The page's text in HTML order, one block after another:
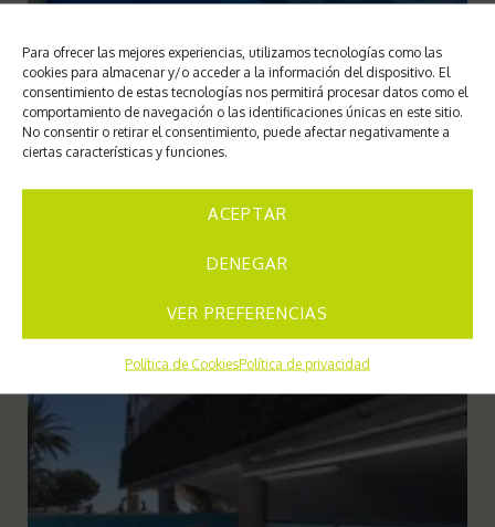
Para ofrecer las mejores experiencias, utilizamos tecnologías como las
cookies para almacenar y/o acceder a la información del dispositivo. El
consentimiento de estas tecnologías nos permitirá procesar datos como el
comportamiento de navegación o las identificaciones únicas en este sitio.
No consentir o retirar el consentimiento, puede afectar negativamente a
ciertas características y funciones.
ACEPTAR
DENEGAR
VER PREFERENCIAS
Política de CookiesPolítica de privacidad